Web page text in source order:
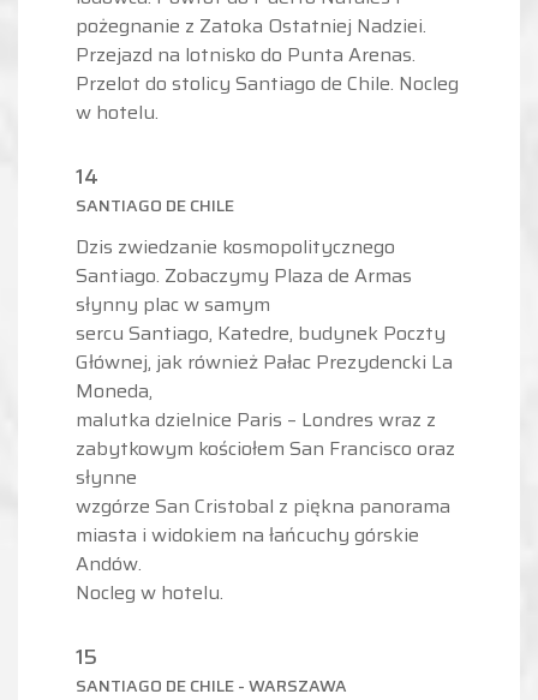
pożegnanie z Zatoka Ostatniej Nadziei.
Przejazd na lotnisko do Punta Arenas.
Przelot do stolicy Santiago de Chile. Nocleg
w hotelu.
14
SANTIAGO DE CHILE
Dzis zwiedzanie kosmopolitycznego
Santiago. Zobaczymy Plaza de Armas
słynny plac w samym
sercu Santiago, Katedre, budynek Poczty
Głównej, jak również Pałac Prezydencki La
Moneda,
malutka dzielnice Paris – Londres wraz z
zabytkowym kościołem San Francisco oraz
słynne
wzgórze San Cristobal z piękna panorama
miasta i widokiem na łańcuchy górskie
Andów.
Nocleg w hotelu.
15
SANTIAGO DE CHILE - WARSZAWA